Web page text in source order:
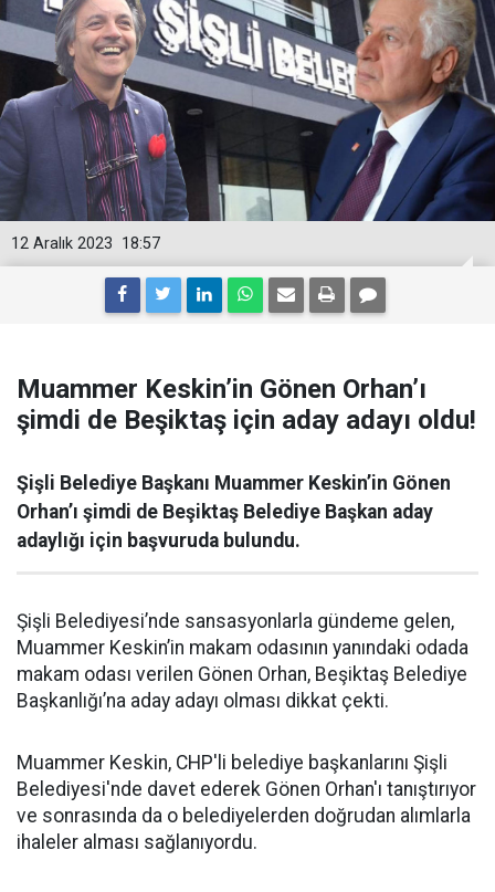
18:57
12 Aralık 2023
Muammer Keskin’in Gönen Orhan’ı
şimdi de Beşiktaş için aday adayı oldu!
Şişli Belediye Başkanı Muammer Keskin’in Gönen
Orhan’ı şimdi de Beşiktaş Belediye Başkan aday
adaylığı için başvuruda bulundu.
Şişli Belediyesi’nde sansasyonlarla gündeme gelen,
Muammer Keskin’in makam odasının yanındaki odada
makam odası verilen Gönen Orhan, Beşiktaş Belediye
Başkanlığı’na aday adayı olması dikkat çekti.
Muammer Keskin, CHP'li belediye başkanlarını Şişli
Belediyesi'nde davet ederek Gönen Orhan'ı tanıştırıyor
ve sonrasında da o belediyelerden doğrudan alımlarla
ihaleler alması sağlanıyordu.